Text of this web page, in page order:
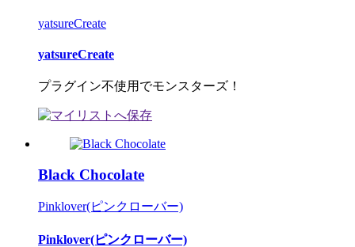
yatsureCreate
yatsureCreate
プラグイン不使用でモンスターズ！
Black Chocolate
Pinklover(ピンクローバー)
Pinklover(ピンクローバー)